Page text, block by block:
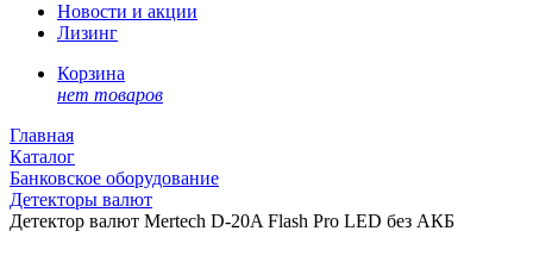
Новости и акции
Лизинг
Корзина
нет товаров
Главная
Каталог
Банковское оборудование
Детекторы валют
Детектор валют Mertech D-20A Flash Pro LED без АКБ